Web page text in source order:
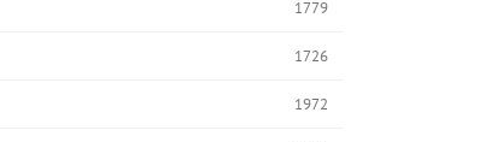
1779
1726
1972